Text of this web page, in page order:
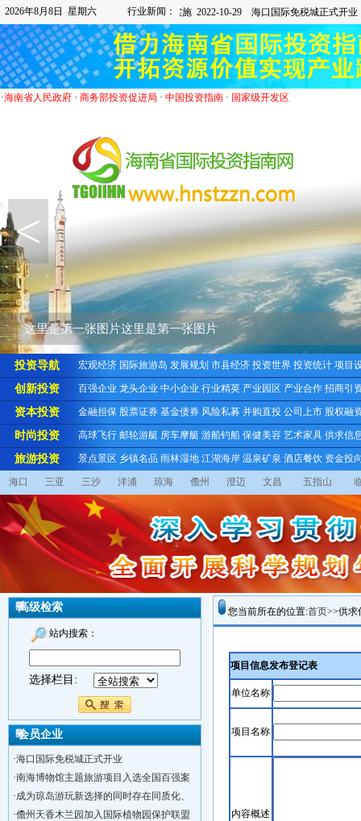
2026年8月8日 星期六 行业新闻：
·海南省人民政府· 商务部投资促进局 · 中国投资指南· 国家级开发区
这里是第一张图片这里是第一张图片
<
投资导航 宏观经济 国际旅游岛 发展规划 市县经济 投资世界 投资统计 项目
创新投资 百强企业 龙头企业 中小企业 行业精英 产业园区 产业合作 招商引
资本投资 金融担保 股票证券 基金债券 风险私募 并购直投 公司上市 股权融
时尚投资 高球飞行 邮轮游艇 房车摩艇 游船钓船 保健美容 艺术家具 供求信
旅游投资 景点景区 乡镇名品 雨林湿地 江湖海岸 温泉矿泉 酒店餐饮 资金投
海口 三亚 三沙 洋浦 琼海 儋州 澄迈 文昌 五指山
高级检索
站内搜索：
选择栏目:
会员企业
·海口国际免税城正式开业
·南海博物馆主题旅游项目入选全国百强案
·成为琼岛游玩新选择的同时存在同质化、
·儋州天香木兰园加入国际植物园保护联盟
您当前所在的位置:首页>>供求
项目信息发布登记表
单位名称
项目名称
内容概述